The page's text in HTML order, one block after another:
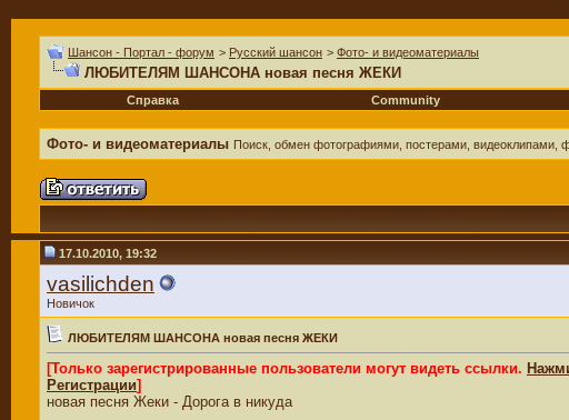
Шансон - Портал - форум > Русский шансон > Фото- и видеоматериалы
ЛЮБИТЕЛЯМ ШАНСОНА новая песня ЖЕКИ
Справка
Community
Фото- и видеоматериалы Поиск, обмен фотографиями, постерами, видеоклипами,
17.10.2010, 19:32
vasilichden
Новичок
ЛЮБИТЕЛЯМ ШАНСОНА новая песня ЖЕКИ
[Только зарегистрированные пользователи могут видеть ссылки.
Регистрации]
новая песня Жеки - Дорога в никуда